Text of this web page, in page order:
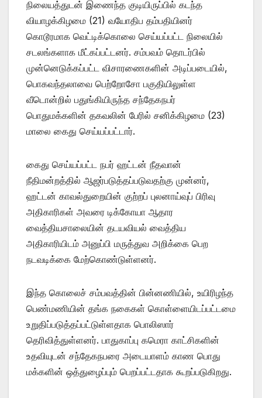
நிலையத்துடன் இணைந்த குடியிருப்பில் கடந்த
வியாழக்கிழமை (21) வயோதிப தம்பதியினர்
கொடூரமாக வெட்டிக்கொலை செய்யப்பட்ட நிலையில்
சடலங்களாக மீட்கப்பட்டனர். சம்பவம் தொடர்பில்
முன்னெடுக்கப்பட்ட விசாரணைகளின் அடிப்படையில்,
பொகவந்தலாவை பெற்றோசோ பகுதியிலுள்ள
வீடொன்றில் பதுங்கியிருந்த சந்தேகநபர்
பொதுமக்களின் தகவலின் பேரில் சனிக்கிழமை (23)
மாலை கைது செய்யப்பட்டார்.
கைது செய்யப்பட்ட நபர் ஹட்டன் நீதவான்
நீதிமன்றத்தில் ஆஜர்படுத்தப்படுவதற்கு முன்னர்,
ஹட்டன் காவல்துறையின் குற்றப் புலனாய்வுப் பிரிவு
அதிகாரிகள் அவரை டிக்கோயா ஆதார
வைத்தியசாலையின் தடயவியல் வைத்திய
அதிகாரியிடம் அனுப்பி மருத்துவ அறிக்கை பெற
நடவடிக்கை மேற்கொண்டுள்ளனர்.
இந்த கொலைச் சம்பவத்தின் பின்னணியில், உயிரிழந்த
பெண்மணியின் தங்க நகைகள் கொள்ளையிடப்பட்டமை
உறுதிப்படுத்தப்பட்டுள்ளதாக பொலிஸார்
தெரிவித்துள்ளனர். பாதுகாப்பு கமெரா காட்சிகளின்
உதவியுடன் சந்தேகநபரை அடையாளம் காண பொது
மக்களின் ஒத்துழைப்பும் பெறப்பட்டதாக கூறப்படுகிறது.